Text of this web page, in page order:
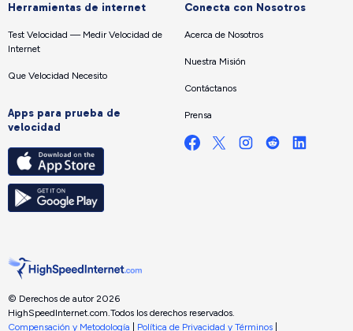
Herramientas de internet
Test Velocidad — Medir Velocidad de
Internet
Que Velocidad Necesito
Apps para prueba de
velocidad
Conecta con Nosotros
Acerca de Nosotros
Nuestra Misión
Contáctanos
Prensa
© Derechos de autor 2026
HighSpeedInternet.com. Todos los derechos reservados.
Compensación y Metodología
Política de Privacidad y Términos